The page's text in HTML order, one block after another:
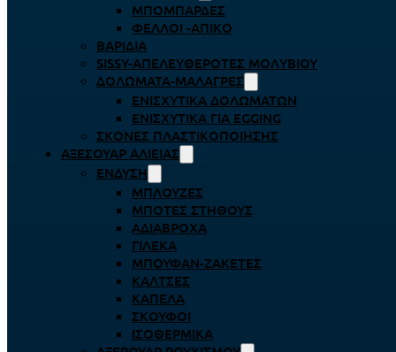
ΜΠΟΜΠΆΡΔΕΣ
ΦΕΛΛΟΊ -ΑΠΊΚΟ
ΒΑΡΊΔΙΑ
SISSY-ΑΠΕΛΕΥΘΕΡΟΤΈΣ ΜΟΛΥΒΙΟΎ
ΔΟΛΏΜΑΤΑ-ΜΑΛΆΓΡΕΣ
ΕΝΙΣΧΥΤΙΚΆ ΔΟΛΩΜΆΤΩΝ
ΕΝΙΣΧΥΤΙΚΆ ΓΙΑ EGGING
ΣΚΌΝΕΣ ΠΛΑΣΤΙΚΟΠΟΊΗΣΗΣ
ΑΞΕΣΟΥΆΡ ΑΛΙΕΊΑΣ
ΈΝΔΥΣΗ
ΜΠΛΟΎΖΕΣ
ΜΠΌΤΕΣ ΣΤΉΘΟΥΣ
ΑΔΙΆΒΡΟΧΑ
ΓΙΛΈΚΑ
ΜΠΟΥΦΆΝ-ΖΑΚΈΤΕΣ
ΚΆΛΤΣΕΣ
ΚΑΠΈΛΑ
ΣΚΟΎΦΟΙ
ΙΣΟΘΕΡΜΙΚΆ